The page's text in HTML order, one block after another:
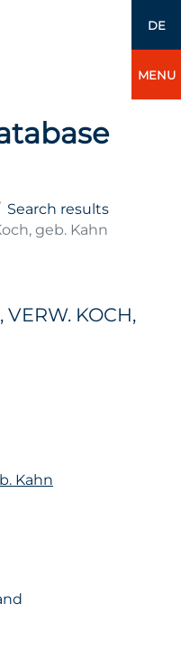
DE
MENU
Search results
geb. Kahn
VERW. KOCH,
Kahn